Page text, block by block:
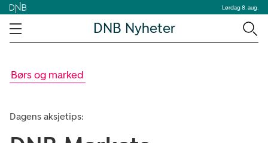
Lørdag 8. aug.
DNB Nyheter
Børs og marked
Dagens aksjetips: